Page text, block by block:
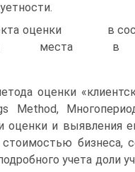
как объекта
места в
оценки
Method,
оценки и выявления
бизнеса,
учета доли